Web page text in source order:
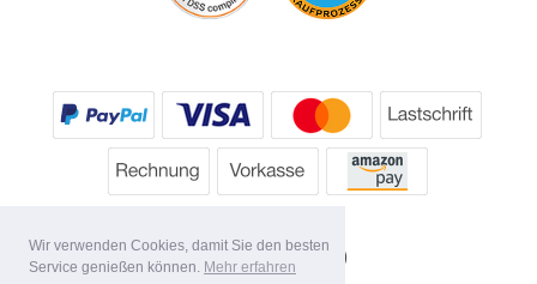
Wir verwenden Cookies, damit Sie den besten
Service genießen können. Mehr erfahren